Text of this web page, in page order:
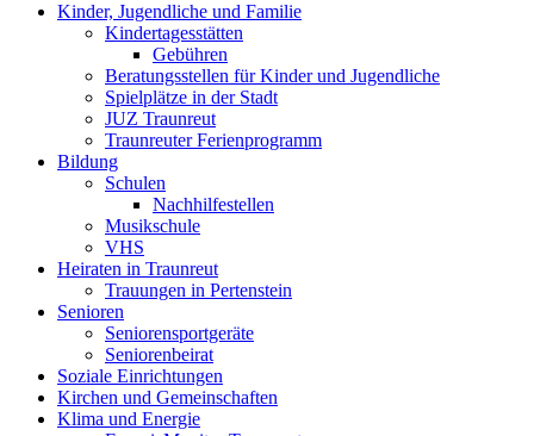
Kinder, Jugendliche und Familie
Kindertagesstätten
Gebühren
Beratungsstellen für Kinder und Jugendliche
Spielplätze in der Stadt
JUZ Traunreut
Traunreuter Ferienprogramm
Bildung
Schulen
Nachhilfestellen
Musikschule
VHS
Heiraten in Traunreut
Trauungen in Pertenstein
Senioren
Seniorensportgeräte
Seniorenbeirat
Soziale Einrichtungen
Kirchen und Gemeinschaften
Klima und Energie